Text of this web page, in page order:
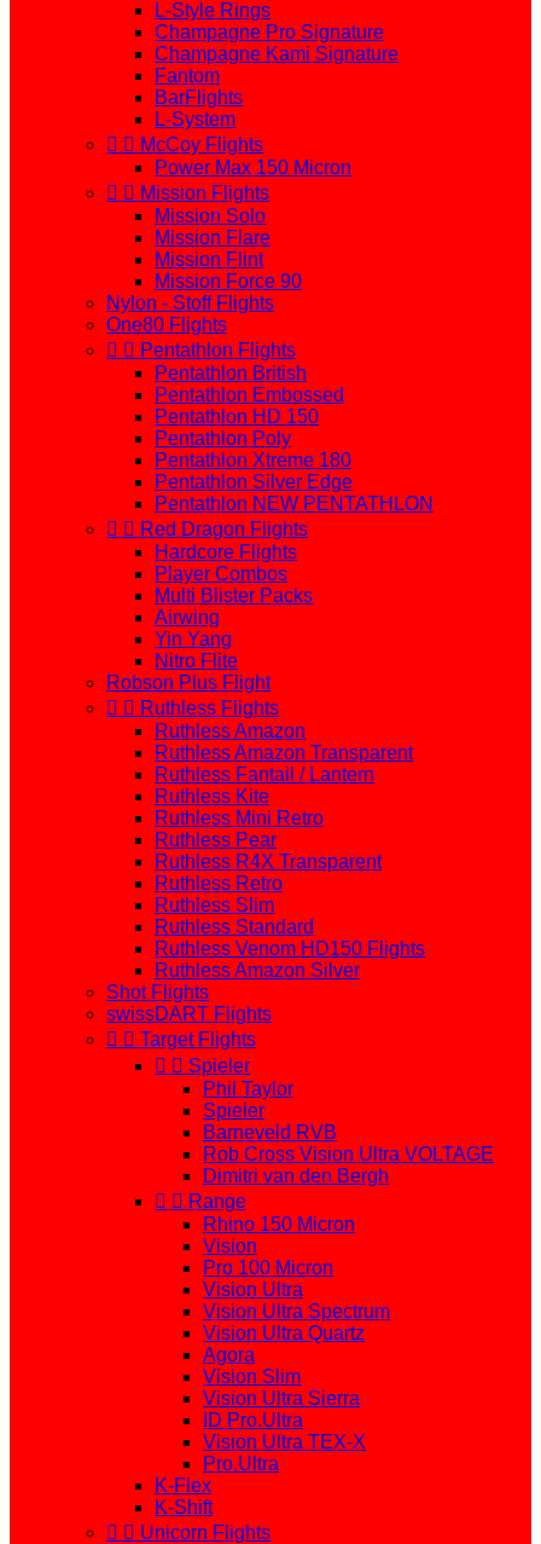
L-Style Rings
Champagne Pro Signature
Champagne Kami Signature
Fantom
BarFlights
L-System
  McCoy Flights
Power Max 150 Micron
  Mission Flights
Mission Solo
Mission Flare
Mission Flint
Mission Force 90
Nylon - Stoff Flights
One80 Flights
  Pentathlon Flights
Pentathlon British
Pentathlon Embossed
Pentathlon HD 150
Pentathlon Poly
Pentathlon Xtreme 180
Pentathlon Silver Edge
Pentathlon NEW PENTATHLON
  Red Dragon Flights
Hardcore Flights
Player Combos
Multi Blister Packs
Airwing
Yin Yang
Nitro Flite
Robson Plus Flight
  Ruthless Flights
Ruthless Amazon
Ruthless Amazon Transparent
Ruthless Fantail / Lantern
Ruthless Kite
Ruthless Mini Retro
Ruthless Pear
Ruthless R4X Transparent
Ruthless Retro
Ruthless Slim
Ruthless Standard
Ruthless Venom HD150 Flights
Ruthless Amazon Silver
Shot Flights
swissDART Flights
  Target Flights
  Spieler
Phil Taylor
Spieler
Barneveld RVB
Rob Cross Vision Ultra VOLTAGE
Dimitri van den Bergh
  Range
Rhino 150 Micron
Vision
Pro 100 Micron
Vision Ultra
Vision Ultra Spectrum
Vision Ultra Quartz
Agora
Vision Slim
Vision Ultra Sierra
ID Pro.Ultra
Vision Ultra TEX-X
Pro.Ultra
K-Flex
K-Shift
  Unicorn Flights